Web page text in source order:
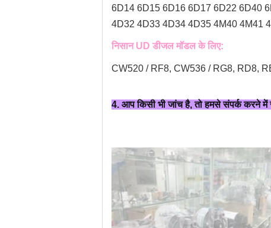
6D14 6D15 6D16 6D17 6D22 6D40
4D32 4D33 4D34 4D35 4M40 4M41
निसान UD डीजल मॉडल के लिए:
CW520 / RF8, CW536 / RG8, RD8,
4. आप किसी भी जांच है, तो हमसे संपर्क करने